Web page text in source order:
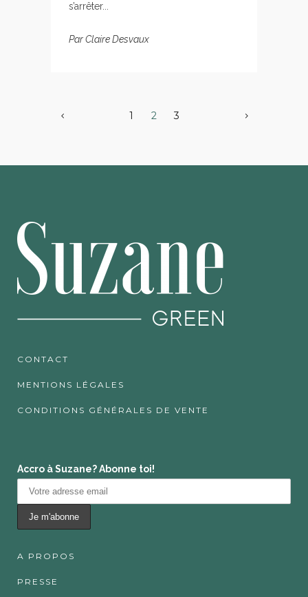
s’arrêter...
ParClaire Desvaux
1 2 3
CONTACT
MENTIONS LÉGALES
CONDITIONS GÉNÉRALES DE VENTE
Accro à Suzane? Abonne toi!
A PROPOS
PRESSE